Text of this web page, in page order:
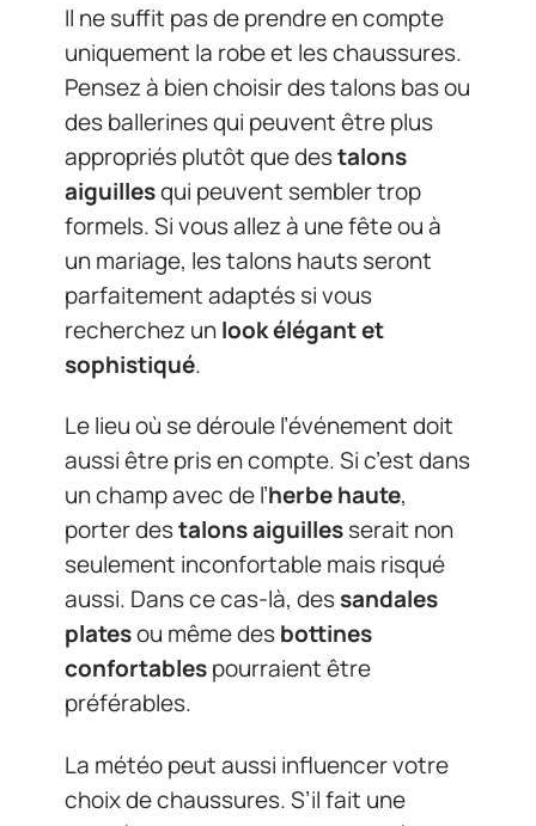
Il ne suffit pas de prendre en compte
uniquement la robe et les chaussures.
Pensez à bien choisir des talons bas ou
des ballerines qui peuvent être plus
appropriés plutôt que destalons
aiguillesqui peuvent sembler trop
formels. Si vous allez à une fête ou à
un mariage, les talons hauts seront
parfaitement adaptés si vous
recherchez unlook élégant et
sophistiqué.
Le lieu où se déroule l’événement doit
aussi être pris en compte. Si c’est dans
un champ avec de l’herbe haute,
porter destalons aiguillesserait non
seulement inconfortable mais risqué
aussi. Dans ce cas-là, dessandales
platesou même desbottines
confortablespourraient être
préférables.
La météo peut aussi influencer votre
choix de chaussures. S’il fait une